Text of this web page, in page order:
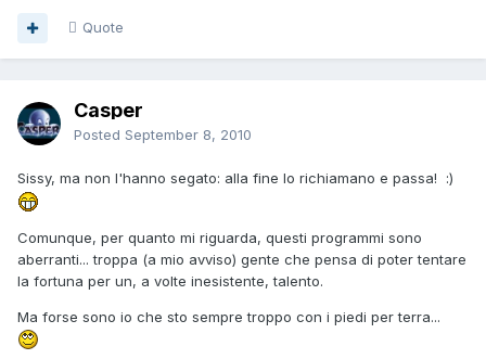
Quote
Casper
Posted September 8, 2010
Sissy, ma non l'hanno segato: alla fine lo richiamano e passa! :)
Comunque, per quanto mi riguarda, questi programmi sono
aberranti... troppa (a mio avviso) gente che pensa di poter tentare
la fortuna per un, a volte inesistente, talento.
Ma forse sono io che sto sempre troppo con i piedi per terra...